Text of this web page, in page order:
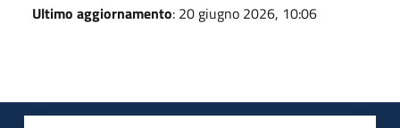
Ultimo aggiornamento: 20 giugno 2026, 10:06